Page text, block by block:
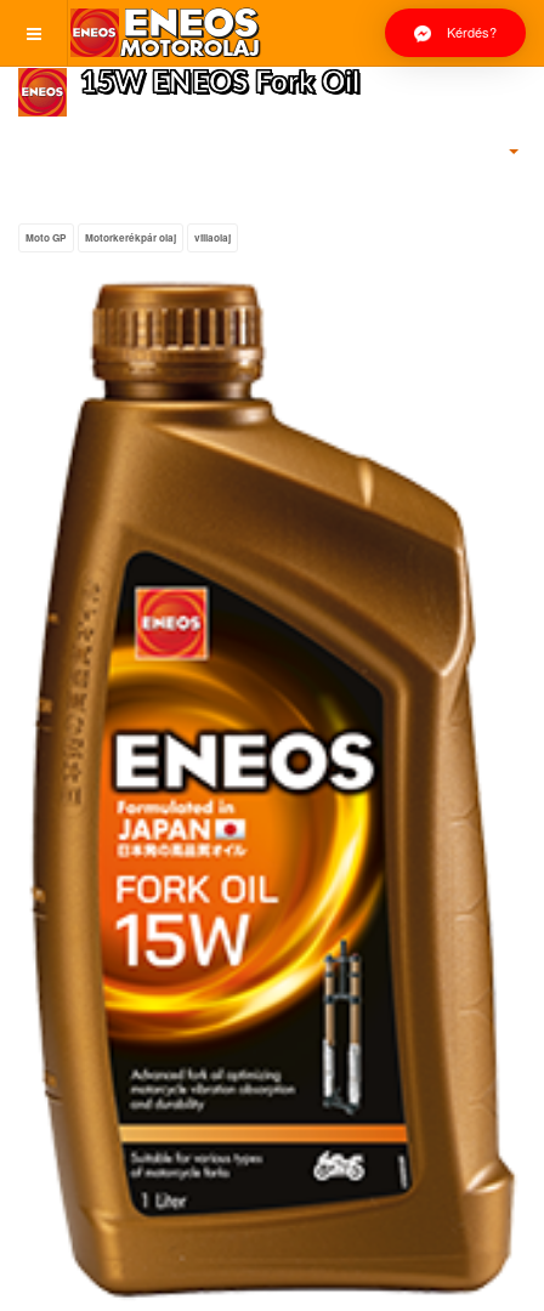
Kérdés?
15W ENEOS Fork Oil
Moto GP Motorkerékpár olaj villaolaj